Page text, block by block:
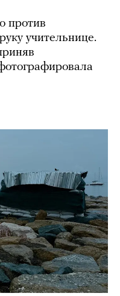
против
учительнице.